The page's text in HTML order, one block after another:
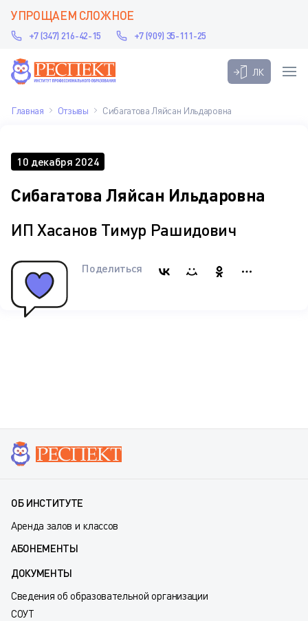
УПРОЩАЕМ СЛОЖНОЕ
+7 (347) 216-42-15 +7 (909) 35-111-25
ЛК
Главная Отзывы Сибагатова Ляйсан Ильдаровна
10 декабря 2024
Сибагатова Ляйсан Ильдаровна
ИП Хасанов Тимур Рашидович
Поделиться
ОБ ИНСТИТУТЕ
Аренда залов и классов
АБОНЕМЕНТЫ
ДОКУМЕНТЫ
Сведения об образовательной организации
СОУТ